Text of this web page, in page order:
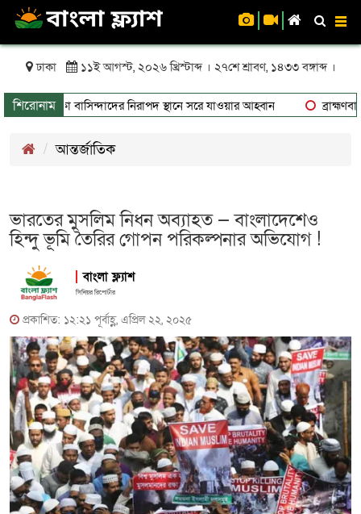
ঢাকা ১১ই আগস্ট, ২০২৬ খ্রিস্টাব্দ । ২৭শে শ্রাবণ, ১৪৩৩ বঙ্গাব্দ ।
শিরোনাম
থাকা বাসিন্দাদের নিরাপদ স্থানে সরে যাওয়ার আহ্বান
আন্তর্জাতিক
ভারতের মুসলিম নিধন অব্যাহত — বাংলাদেশেও
হিন্দু ভূমি তৈরির গোপন পরিকল্পনার অভিযোগ !
বাংলা ফ্ল্যাশ
সিনিয়র রিপোর্টার
প্রকাশিত: ১২:২১ পূর্বাহ্ণ, এপ্রিল ২২, ২০২৫